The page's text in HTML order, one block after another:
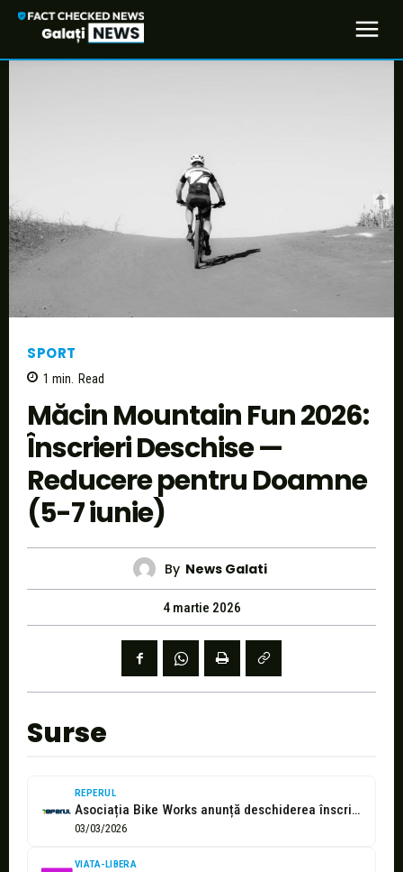
SPORT
1 min. Read
Măcin Mountain Fun 2026:
Înscrieri Deschise —
Reducere pentru Doamne
(5-7 iunie)
By News Galati
4 martie 2026
Surse
REPERUL
Asociația Bike Works anunță deschiderea înscrierilor pentru Măcin Mountain Fun 2026
03/03/2026
VIATA-LIBERA